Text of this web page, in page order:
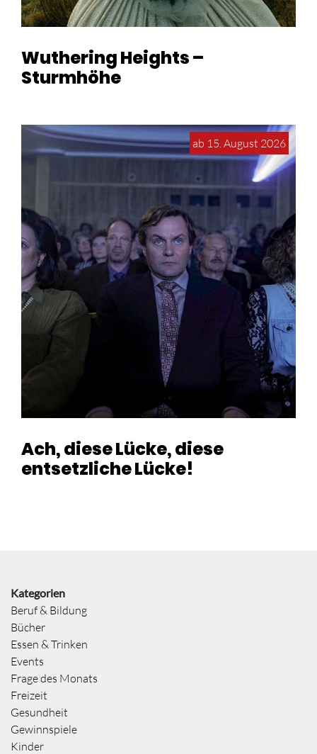
Wuthering Heights –
Sturmhöhe
ab 15. August 2026
Ach, diese Lücke, diese
entsetzliche Lücke!
Kategorien
Beruf & Bildung
Bücher
Essen & Trinken
Events
Frage des Monats
Freizeit
Gesundheit
Gewinnspiele
Kinder